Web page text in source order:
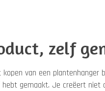
zelf
van een plantenhanger
gemaakt. Je creëert niet